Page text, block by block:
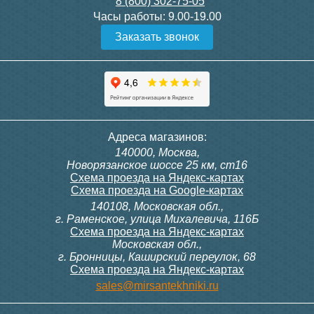
Конвектор ITT.080.200.1000
с решеткой GRILL.SGW-20-
Конвектор ITT.080.200.1000
с решеткой GRILL.SGW-20-
Конвектор ITT.080.200.900 с
решеткой GRILL.SGA-20-
Конвектор ITT.080.200.1000
с решеткой GRILL.SGA-20-
Подробнее Подробнее
300, 230В (врезной - квадр.
9 700
конвектора прямой itermic
ITFS
5 150
Часы работы: 9.00-19.00
Заказать звонок
Адреса магазинов:
140000, Москва,
Новорязанское шоссе 25 км, ст16
Схема проезда на Яндекс-картах
Схема проезда на Google-картах
140108, Московская обл.,
г. Раменское, улица Михалевича, 116Б
Схема проезда на Яндекс-картах
Московская обл.,
г. Бронницы, Каширский переулок, 68
Схема проезда на Яндекс-картах
sales@mirsantekhniki.ru